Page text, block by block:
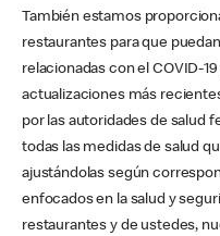
También estamos
restaurantes para que
relacionadas con el COVID-
actualizaciones más
por las autoridades de salud
todas las medidas de salud
ajustándolas según
enfocados en la salud y
restaurantes y de ustedes,